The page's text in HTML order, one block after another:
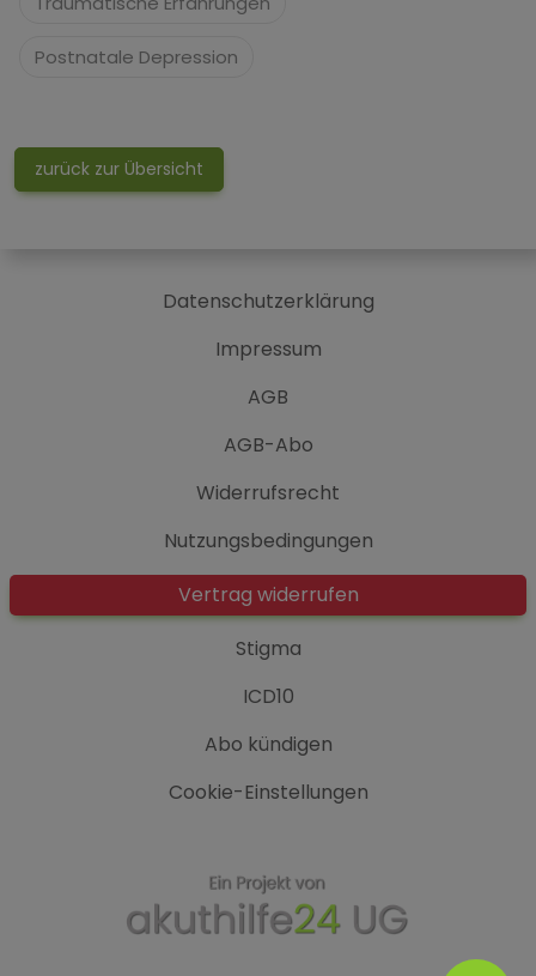
Postnatale Depression
zurück zur Übersicht
Datenschutzerklärung
Impressum
AGB
AGB-Abo
Widerrufsrecht
Nutzungsbedingungen
Vertrag widerrufen
Stigma
ICD10
Abo kündigen
Cookie-Einstellungen